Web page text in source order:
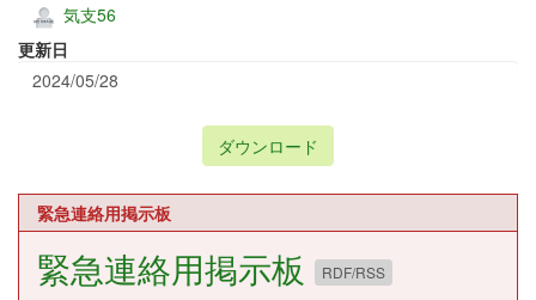
気支56
更新日
2024/05/28
ダウンロード
緊急連絡用掲示板
緊急連絡用掲示板 RDF/RSS